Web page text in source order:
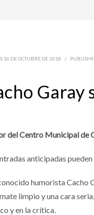
16 DE OCTUBRE DE 2018 /
Garay
del Centro Municipal de
anticipadas
humorista Cacho
limpio y una cara
y en la crítica.